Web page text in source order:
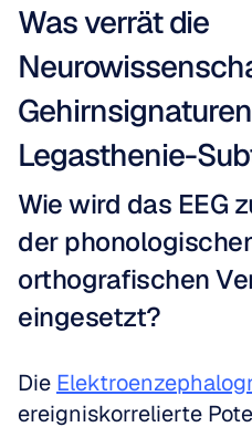
Was verrät die
Legasthenie-
Wie wird das EEG
der
orthografischen
eingesetzt?
Die